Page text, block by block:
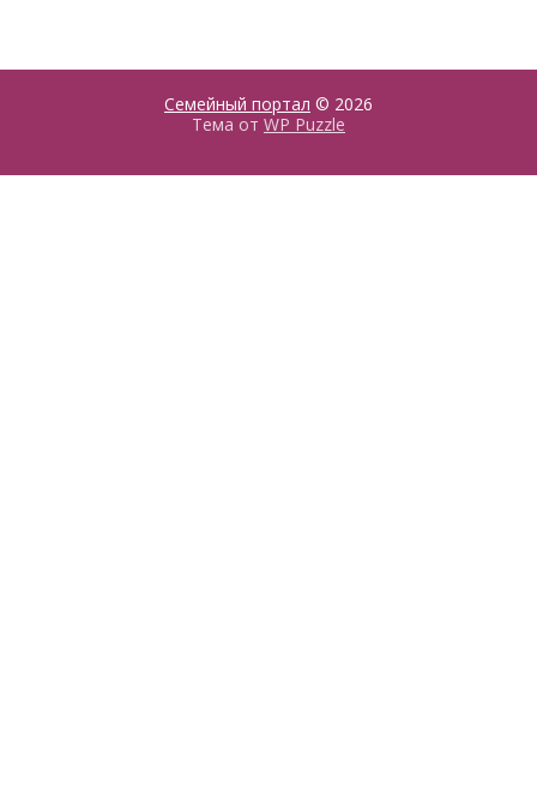
Семейный портал © 2026
Тема от WP Puzzle